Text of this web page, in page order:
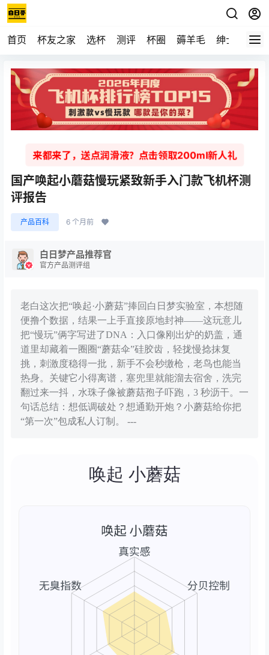
首页 杯友之家 选杯 测评 杯圈 薅羊毛 绅士 视频
来都来了，送点润滑液？点击领取200ml新人礼
国产唤起小蘑菇慢玩紧致新手入门款飞机杯测
评报告
产品百科 6 个月前
白日梦产品推荐官
官方产品测评组
老白这次把“唤起·小蘑菇”捧回白日梦实验室，本想随
便撸个数据，结果一上手直接原地封神——这玩意儿
把“慢玩”俩字写进了DNA：入口像刚出炉的奶盖，通
道里却藏着一圈圈“蘑菇伞”硅胶齿，轻拢慢捻抹复
挑，刺激度稳得一批，新手不会秒缴枪，老鸟也能当
热身。关键它小得离谱，塞兜里就能溜去宿舍，洗完
翻过来一抖，水珠子像被蘑菇孢子吓跑，3 秒沥干。一
句话总结：想低调破处？想通勤开炮？小蘑菇给你把
“第一次”包成私人订制。 ---
唤起 小蘑菇